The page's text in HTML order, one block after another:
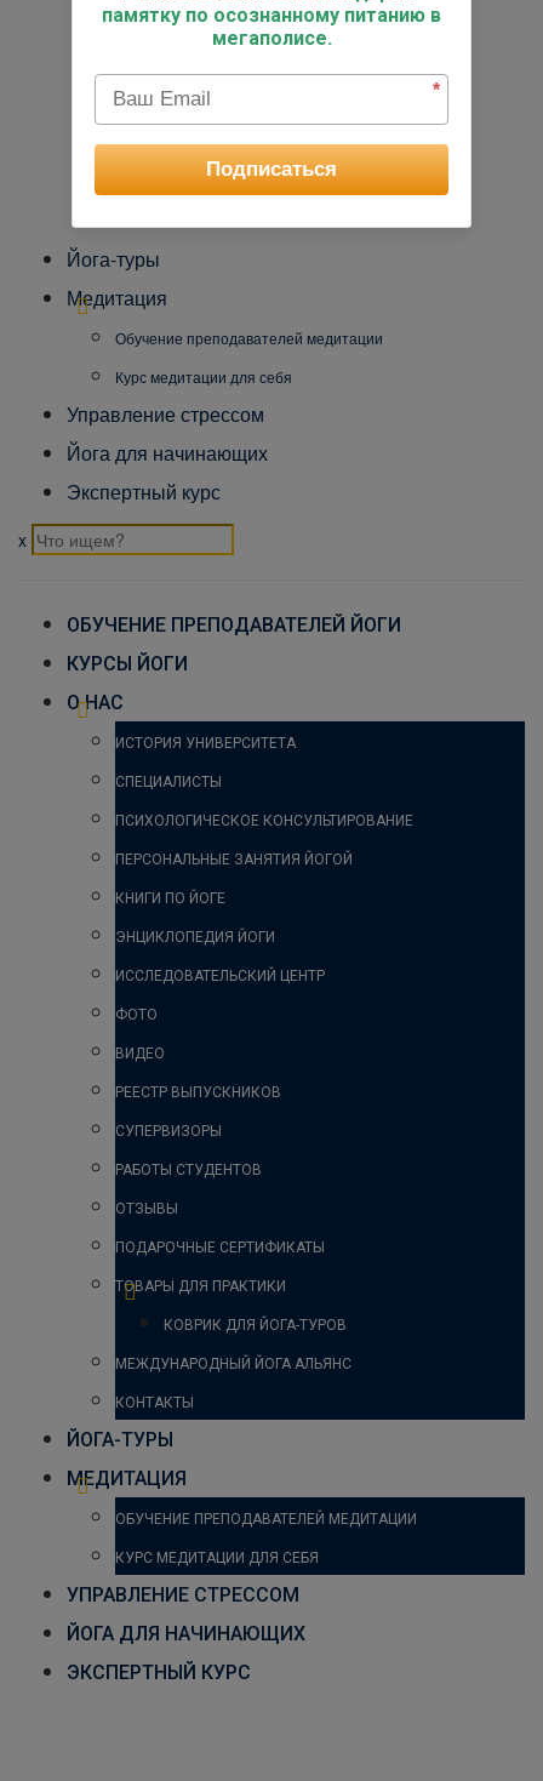
Отзывы
Товары для практики
Коврик для йога-туров
Международный Йога Альянс
Йога-туры
Медитация
Обучение преподавателей медитации
Курс медитации для себя
Управление стрессом
Йога для начинающих
Экспертный курс
x
ОБУЧЕНИЕ ПРЕПОДАВАТЕЛЕЙ ЙОГИ
КУРСЫ ЙОГИ
О НАС
ИСТОРИЯ УНИВЕРСИТЕТА
СПЕЦИАЛИСТЫ
ПСИХОЛОГИЧЕСКОЕ КОНСУЛЬТИРОВАНИЕ
ПЕРСОНАЛЬНЫЕ ЗАНЯТИЯ ЙОГОЙ
КНИГИ ПО ЙОГЕ
ЭНЦИКЛОПЕДИЯ ЙОГИ
ИССЛЕДОВАТЕЛЬСКИЙ ЦЕНТР
ФОТО
ВИДЕО
РЕЕСТР ВЫПУСКНИКОВ
СУПЕРВИЗОРЫ
РАБОТЫ СТУДЕНТОВ
ОТЗЫВЫ
ПОДАРОЧНЫЕ СЕРТИФИКАТЫ
ТОВАРЫ ДЛЯ ПРАКТИКИ
КОВРИК ДЛЯ ЙОГА-ТУРОВ
МЕЖДУНАРОДНЫЙ ЙОГА АЛЬЯНС
КОНТАКТЫ
ЙОГА-ТУРЫ
МЕДИТАЦИЯ
ОБУЧЕНИЕ ПРЕПОДАВАТЕЛЕЙ МЕДИТАЦИИ
КУРС МЕДИТАЦИИ ДЛЯ СЕБЯ
УПРАВЛЕНИЕ СТРЕССОМ
ЙОГА ДЛЯ НАЧИНАЮЩИХ
ЭКСПЕРТНЫЙ КУРС
памятку по осознанному питанию в
мегаполисе.
*
Подписаться